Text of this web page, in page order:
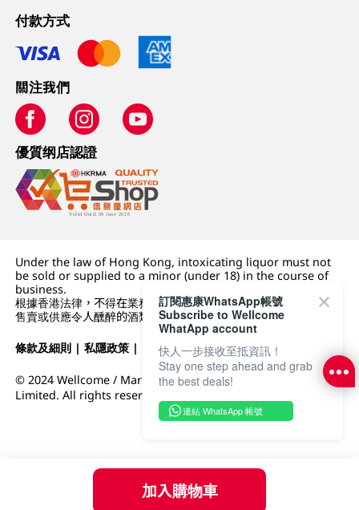
加入購物車
付款方式
關注我們
優質纲店認證
Under the law of Hong Kong, intoxicating liquor must not
be sold or supplied to a minor (under 18) in the course of
business.
根據香港法律，不得在業務過程中，向未成年人 (18 歲以下人士)
售賣或供應令人醺醉的酒類。
條款及細則 |私隱政策 | DFI零售集團
© 2024 Wellcome / Market Place. The Dairy Farm Company
Limited. All rights reserved.
訂閱惠康WhatsApp帳號
Subscribe to Wellcome
WhatApp account
快人一步接收至抵資訊！
Stay one step ahead and grab
the best deals!
連結 WhatsApp 帳號